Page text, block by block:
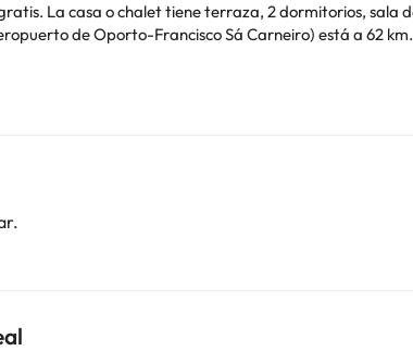
Hay toallas
o chalet. El aeropuerto (Aeropuerto de Oporto-Francisco Sá Carneiro) está a 62 km.